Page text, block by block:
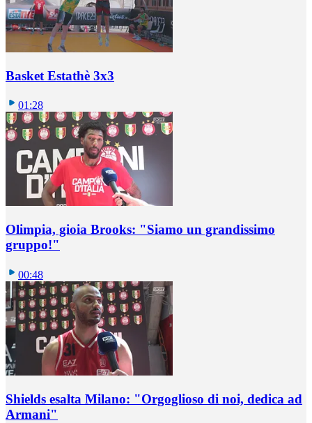
Basket Estathè 3x3
01:28
Olimpia, gioia Brooks: "Siamo un grandissimo
gruppo!"
00:48
Shields esalta Milano: "Orgoglioso di noi, dedica ad
Armani"